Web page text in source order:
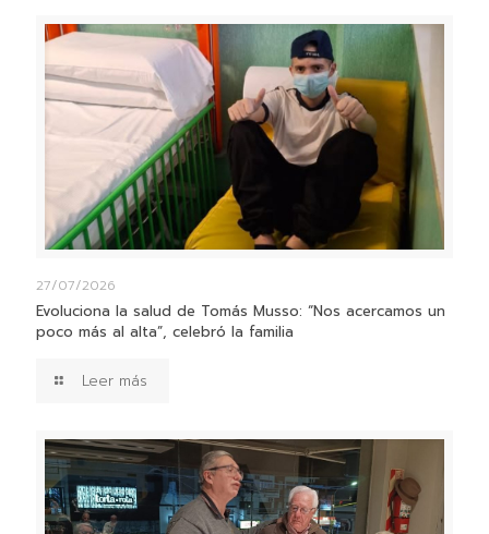
27/07/2026
Evoluciona la salud de Tomás Musso: “Nos acercamos un
poco más al alta”, celebró la familia
Leer más